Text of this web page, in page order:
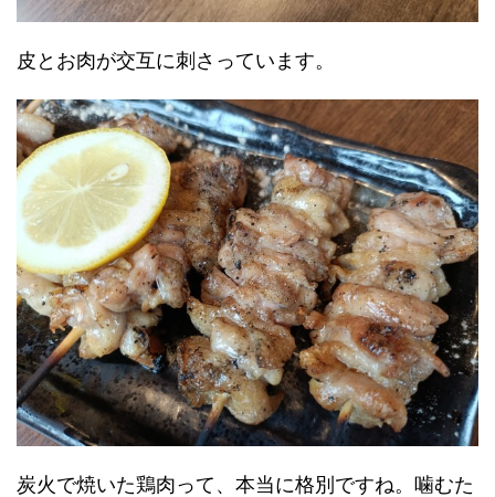
皮とお肉が交互に刺さっています。
炭火で焼いた鶏肉って、本当に格別ですね。噛むた